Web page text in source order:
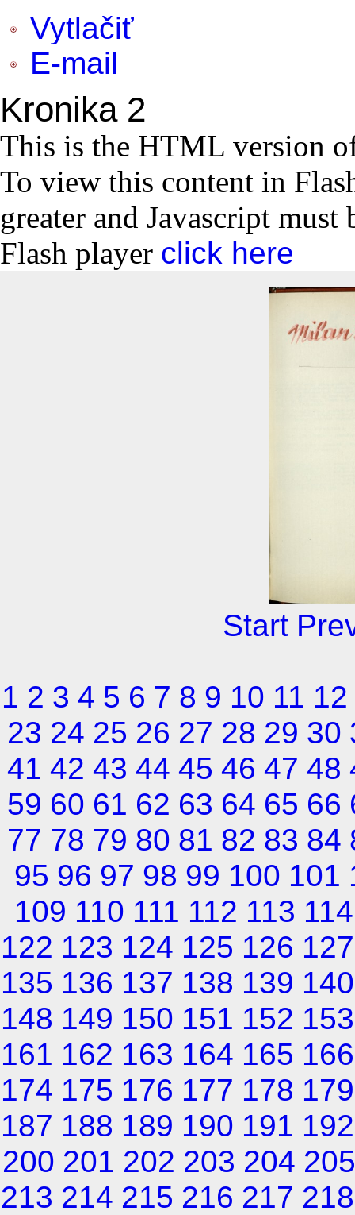
Vytlačiť
E-mail
Kronika 2
This is the HTML version
To view this content in
greater and Javascript
Flash player click here
Start
1 2 3 4 5 6 7 8 9 10 11 12
23 24 25 26 27 28 29 30
41 42 43 44 45 46 47 48
59 60 61 62 63 64 65 66
77 78 79 80 81 82 83 84
95 96 97 98 99 100 101
109 110 111 112 113 114
122 123 124 125 126 127
135 136 137 138 139 140
148 149 150 151 152 153
161 162 163 164 165 166
174 175 176 177 178 179
187 188 189 190 191 192
200 201 202 203 204 205
213 214 215 216 217 218